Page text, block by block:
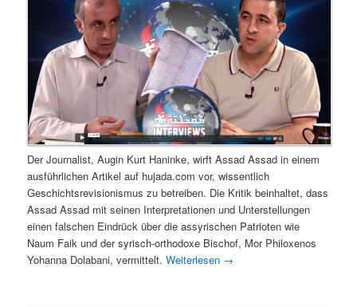
Der Journalist, Augin Kurt Haninke, wirft Assad Assad in einem
ausführlichen Artikel auf hujada.com vor, wissentlich
Geschichtsrevisionismus zu betreiben. Die Kritik beinhaltet, dass
Assad Assad mit seinen Interpretationen und Unterstellungen
einen falschen Eindrück über die assyrischen Patrioten wie
Naum Faik und der syrisch-orthodoxe Bischof, Mor Philoxenos
Yohanna Dolabani, vermittelt.Weiterlesen →